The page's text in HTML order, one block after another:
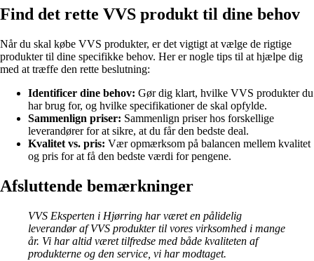
Find det rette VVS produkt til dine behov
Når du skal købe VVS produkter, er det vigtigt at vælge de rigtige
produkter til dine specifikke behov. Her er nogle tips til at hjælpe dig
med at træffe den rette beslutning:
Identificer dine behov: Gør dig klart, hvilke VVS produkter du
har brug for, og hvilke specifikationer de skal opfylde.
Sammenlign priser: Sammenlign priser hos forskellige
leverandører for at sikre, at du får den bedste deal.
Kvalitet vs. pris: Vær opmærksom på balancen mellem kvalitet
og pris for at få den bedste værdi for pengene.
Afsluttende bemærkninger
VVS Eksperten i Hjørring har været en pålidelig
leverandør af VVS produkter til vores virksomhed i mange
år. Vi har altid været tilfredse med både kvaliteten af
produkterne og den service, vi har modtaget.